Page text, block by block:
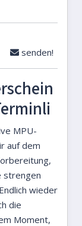
senden!
MPU-
auf dem
strengen
wieder
die
Moment,